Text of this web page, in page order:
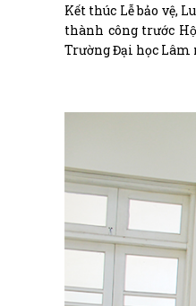
Kết thúc Lễ bảo vệ,
thành công trước
Trường Đại học Lâm